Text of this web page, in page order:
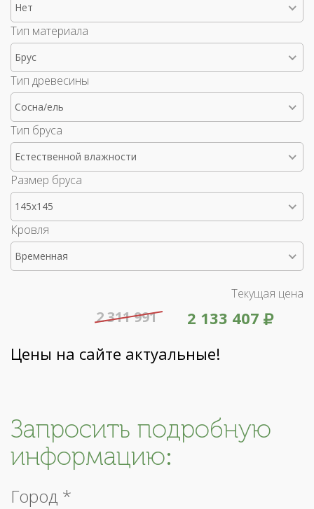
Нет
Тип материала
Брус
Тип древесины
Сосна/ель
Тип бруса
Естественной влажности
Размер бруса
145x145
Кровля
Временная
Текущая цена
2 133 407
2 311 991
Цены на сайте актуальные!
Запросить подробную
информацию:
Город *